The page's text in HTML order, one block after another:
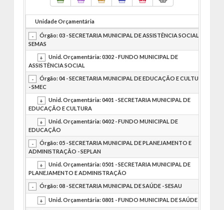
Unidade Orçamentária
Órgão: 03 - SECRETARIA MUNICIPAL DE ASSISTÊNCIA SOCIAL -
SEMAS
Unid. Orçamentária: 0302 - FUNDO MUNICIPAL DE
ASSISTÊNCIA SOCIAL
Órgão: 04 - SECRETARIA MUNICIPAL DE EDUCAÇÃO E CULTURA
- SMEC
Unid. Orçamentária: 0401 - SECRETARIA MUNICIPAL DE
EDUCAÇÃO E CULTURA
Unid. Orçamentária: 0402 - FUNDO MUNICIPAL DE
EDUCAÇÃO
Órgão: 05 - SECRETARIA MUNICIPAL DE PLANEJAMENTO E
ADMINISTRAÇÃO - SEPLAN
Unid. Orçamentária: 0501 - SECRETARIA MUNICIPAL DE
PLANEJAMENTO E ADMINISTRAÇÃO
Órgão: 08 - SECRETARIA MUNICIPAL DE SAÚDE - SESAU
Unid. Orçamentária: 0801 - FUNDO MUNICIPAL DE SAÚDE